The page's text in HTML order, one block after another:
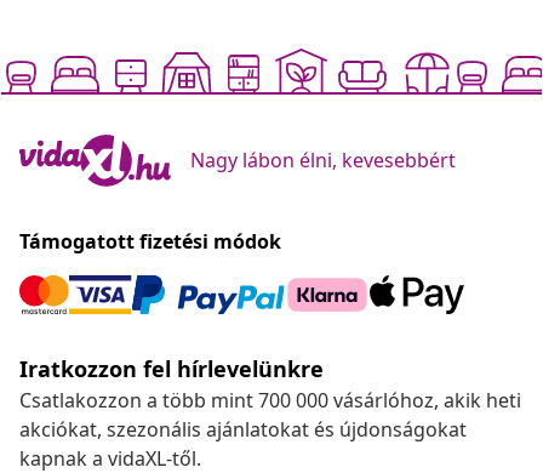
Nagy lábon élni, kevesebbért
Támogatott fizetési módok
Iratkozzon fel hírlevelünkre
Csatlakozzon a több mint 700 000 vásárlóhoz, akik heti
akciókat, szezonális ajánlatokat és újdonságokat
kapnak a vidaXL-től.